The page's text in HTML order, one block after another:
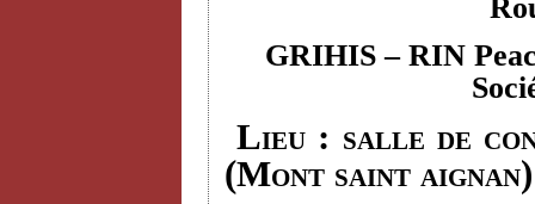
GRIHIS – RIN
Lieu : salle de
(Mont saint aignan)